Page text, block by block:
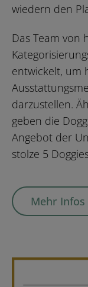
wiedern den
Das Team von
entwickelt, um
darzustellen.
geben die
Angebot der
stolze 5
Mehr